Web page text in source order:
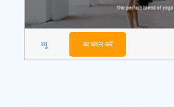
व्यू का चयन करें